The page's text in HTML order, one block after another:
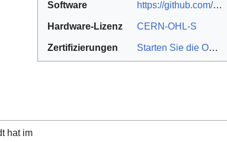
Software https://github.com/KalebClark/ApocalypseWiki
Hardware-Lizenz CERN-OHL-S
Zertifizierungen Starten Sie die OSHWA-Zertifizierung
hat im